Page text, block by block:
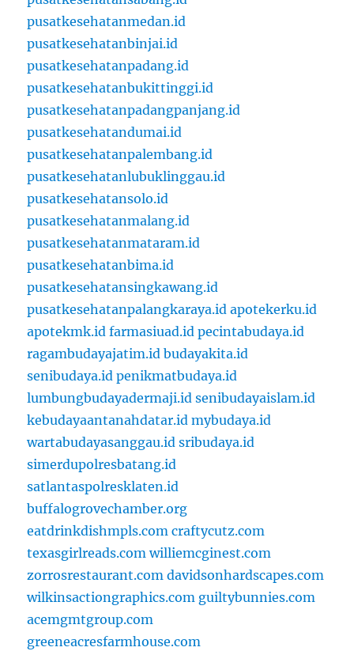
pusatkesehatanmedan.id
pusatkesehatanbinjai.id
pusatkesehatanpadang.id
pusatkesehatanbukittinggi.id
pusatkesehatanpadangpanjang.id
pusatkesehatandumai.id
pusatkesehatanpalembang.id
pusatkesehatanlubuklinggau.id
pusatkesehatansolo.id
pusatkesehatanmalang.id
pusatkesehatanmataram.id
pusatkesehatanbima.id
pusatkesehatansingkawang.id
pusatkesehatanpalangkaraya.id apotekerku.id
apotekmk.id farmasiuad.id pecintabudaya.id
ragambudayajatim.id budayakita.id
senibudaya.id penikmatbudaya.id
lumbungbudayadermaji.id senibudayaislam.id
kebudayaantanahdatar.id mybudaya.id
wartabudayasanggau.id sribudaya.id
simerdupolresbatang.id
satlantaspolresklaten.id
buffalogrovechamber.org
eatdrinkdishmpls.com craftycutz.com
texasgirlreads.com williemcginest.com
zorrosrestaurant.com davidsonhardscapes.com
wilkinsactiongraphics.com guiltybunnies.com
acemgmtgroup.com
greeneacresfarmhouse.com